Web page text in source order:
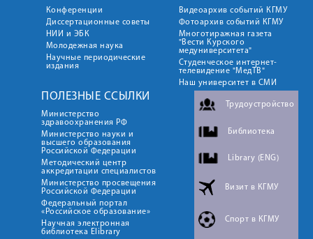
Конференции
Диссертационные советы
НИИ и ЭБК
Молодежная наука
Научные периодические
издания
Видеоархив событий КГМУ
Фотоархив событий КГМУ
Многотиражная газета
"Вести Курского
медуниверситета"
Студенческое интернет-
телевидение "МедТВ"
Наш университет в СМИ
ПОЛЕЗНЫЕ ССЫЛКИ
Министерство
здравоохранения РФ
Министерство науки и
высшего образования
Российской Федерации
Методический центр
аккредитации специалистов
Министерство просвещения
Российской Федерации
Федеральный портал
«Российское образование»
Научная электронная
библиотека Elibrary
Трудоустройство
Библиотека
Library (ENG)
Визит в КГМУ
Спорт в КГМУ